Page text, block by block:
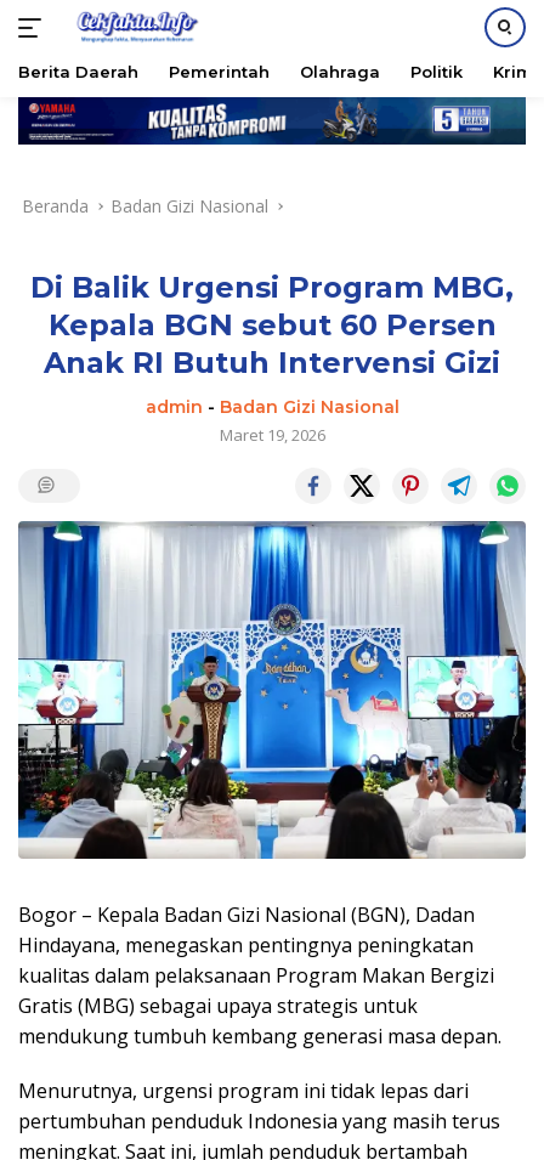
Langsung
Berita Daerah Pemerintah Olahraga Politik
Beranda Badan Gizi Nasional
Di Balik Urgensi Program MBG,
Kepala BGN sebut 60 Persen
Anak RI Butuh Intervensi Gizi
admin - Badan Gizi Nasional
Maret 19, 2026
Bogor – Kepala Badan Gizi Nasional (BGN), Dadan
Hindayana, menegaskan pentingnya peningkatan
kualitas dalam pelaksanaan Program Makan Bergizi
Gratis (MBG) sebagai upaya strategis untuk
mendukung tumbuh kembang generasi masa depan.
Menurutnya, urgensi program ini tidak lepas dari
pertumbuhan penduduk Indonesia yang masih terus
meningkat. Saat ini, jumlah penduduk bertambah